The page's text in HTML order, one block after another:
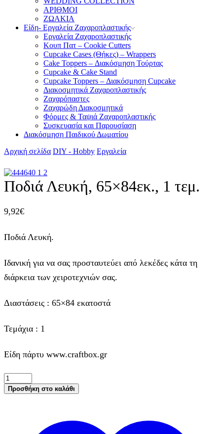
ΑΡΙΘΜΟΙ
ΖΩΑΚΙΑ
Είδη- Εργαλεία Ζαχαροπλαστικής
Εργαλεία Ζαχαροπλαστικής
Κουπ Πατ – Cookie Cutters
Cupcake Cases (Θήκες) – Wrappers
Cake Toppers – Διακόσμηση Τούρτας
Cupcake & Cake Stand
Cupcake Toppers – Διακόσμηση Cupcake
Διακοσμητικά Ζαχαροπλαστικής
Ζαχαρόπαστες
Ζαχαρώδη Διακοσμητικά
Φόρμες & Ταψιά Ζαχαροπλαστικής
Συσκευασία και Παρουσίαση
Διακόσμηση Παιδικού Δωματίου
Αρχική σελίδα DIY - Hobby Εργαλεία
Ποδιά Λευκή, 65×84εκ., 1 τεμ.
9,92€
Ποδιά Λευκή.
Ιδανική για να σας προσταυτεύει από λεκέδες κάτα τη
διάρκεια των χειροτεχνιών σας.
Διαστάσεις : 65×84 εκατοστά
Τεμάχια : 1
Είδη πάρτυ www.craftbox.gr
Ποδιά
Λευκή,
65x84εκ.,
Προσθήκη στο καλάθι